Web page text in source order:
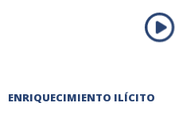
ENRIQUECIMIENTO ILÍCITO